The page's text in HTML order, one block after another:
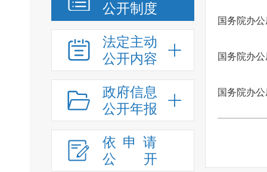
公开制度
法定主动
公开内容
政府信息
公开年报
依申请
公
开
国务院办
国务院办
国务院办